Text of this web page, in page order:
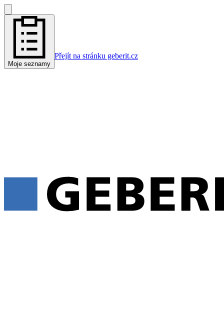
Moje seznamy
Přejít na stránku geberit.cz